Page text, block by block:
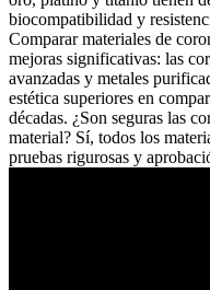
biocompatibilidad y
Comparar materiales de
mejoras significativas: las
avanzadas y metales
estética superiores en
décadas. ¿Son seguras las
material? Sí, todos los
pruebas rigurosas y